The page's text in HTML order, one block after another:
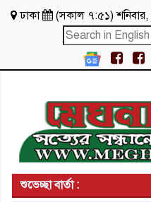
ঢাকা (সকাল ৭:৫১)শনিবার,
শুভেচ্ছা বার্তা :